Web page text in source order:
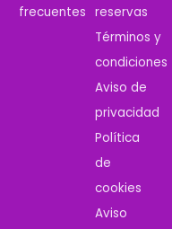
frecuentes reservas
Términos y
condiciones
Aviso de
privacidad
Política
de
cookies
Aviso